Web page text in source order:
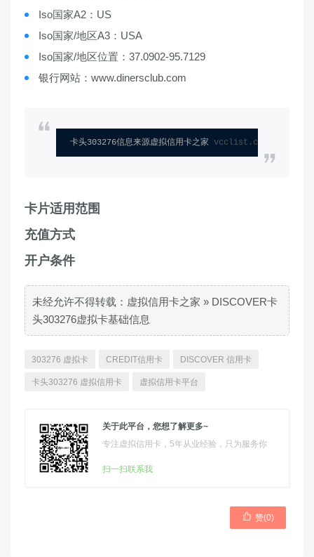
Iso国家A2：US
Iso国家/地区A3：USA
Iso国家/地区位置：37.0902-95.7129
银行网站：www.dinersclub.com
卡头303276信息来源虚拟信用卡之家 vcclist.com
卡片适用范围
充值方式
开户条件
未经允许不得转载： 虚拟信用卡之家 » DISCOVER卡
头303276虚拟卡基础信息
303276 虚拟卡 CREDIT信用卡 DISCOVER 信用卡
卡头303276 虚拟信用卡 虚拟信用卡平台
关于此平台，您想了解更多~
专注虚拟信用卡，5年从业经验，只为服务你
扫一扫联系我
 赞(0)